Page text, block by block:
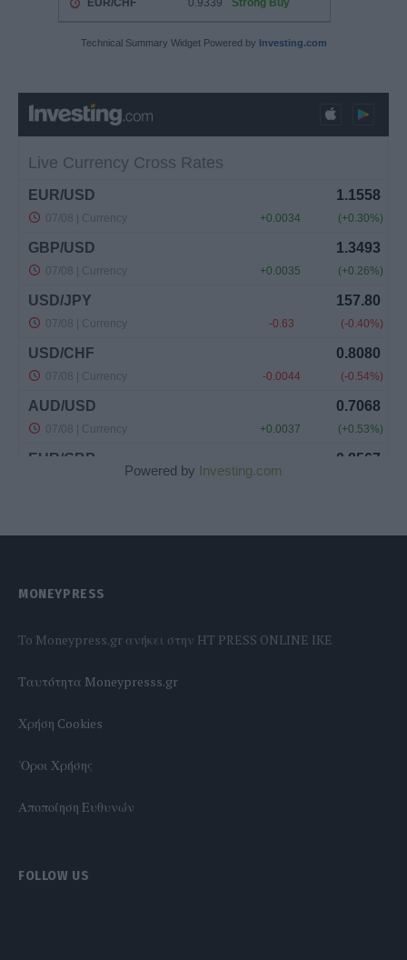
Technical Summary Widget Powered by Investing.com
Powered by Investing.com
MONEYPRESS
To Moneypress.gr ανήκει στην HT PRESS ONLINE IKE
Tαυτότητα Moneypresss.gr
Χρήση Cookies
'Οροι Χρήσης
Αποποίηση Ευθυνών
FOLLOW US